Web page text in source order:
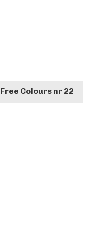
Free Colours nr 22